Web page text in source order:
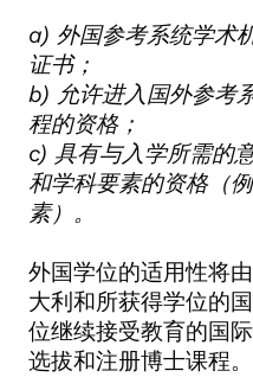
a) 外国参考系统学术
证书；
b) 允许进入国外参考
程的资格；
c) 具有与入学所需的
和学科要素的资格（
素）。
外国学位的适用性将
大利和所获得学位的
位继续接受教育的国
选拔和注册博士课程。